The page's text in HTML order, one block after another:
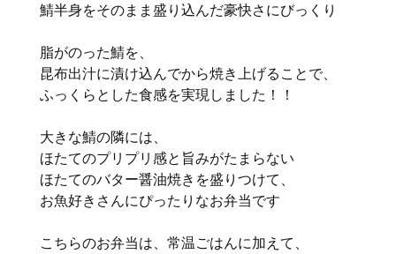
鯖半身をそのまま盛り込んだ豪快さにびっくり
脂がのった鯖を、
昆布出汁に漬け込んでから焼き上げることで、
ふっくらとした食感を実現しました！！
大きな鯖の隣には、
ほたてのプリプリ感と旨みがたまらない
ほたてのバター醤油焼きを盛りつけて、
お魚好きさんにぴったりなお弁当です
こちらのお弁当は、常温ごはんに加えて、